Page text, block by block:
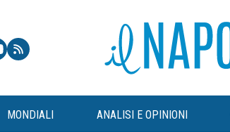
MONDIALI ANALISI E OPINIONI